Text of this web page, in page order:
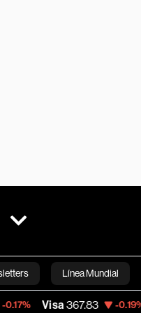
Línea Mundial
Bloomberg
367.83 -0.19%